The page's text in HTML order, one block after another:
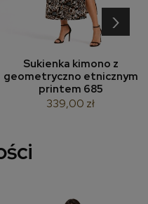
Sukienka kimono z
geometryczno etnicznym
printem 685
339,00 zł
›